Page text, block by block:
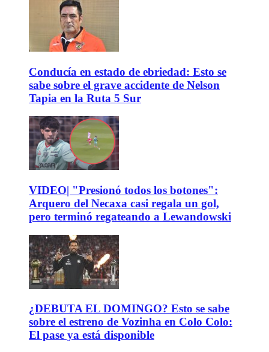
Conducía en estado de ebriedad: Esto se
sabe sobre el grave accidente de Nelson
Tapia en la Ruta 5 Sur
VIDEO| "Presionó todos los botones":
Arquero del Necaxa casi regala un gol,
pero terminó regateando a Lewandowski
¿DEBUTA EL DOMINGO? Esto se sabe
sobre el estreno de Vozinha en Colo Colo:
El pase ya está disponible